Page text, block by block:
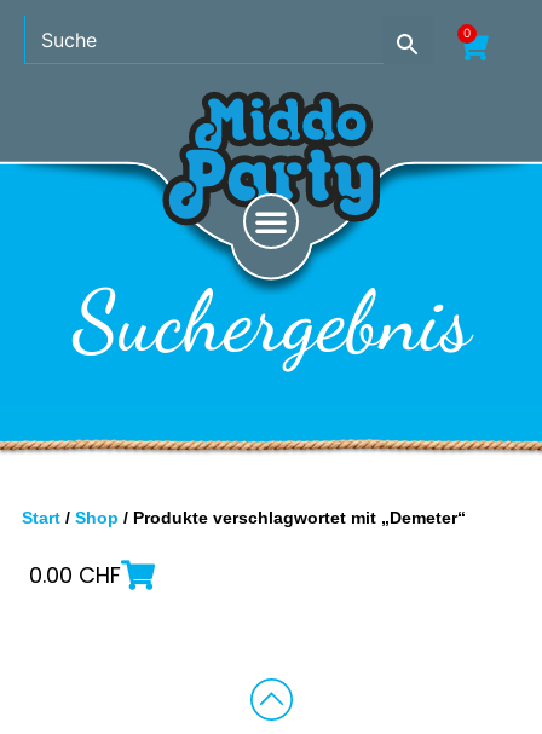
0
Suchergebnis
Start /Shop / Produkte verschlagwortet mit „Demeter“
0.00 CHF